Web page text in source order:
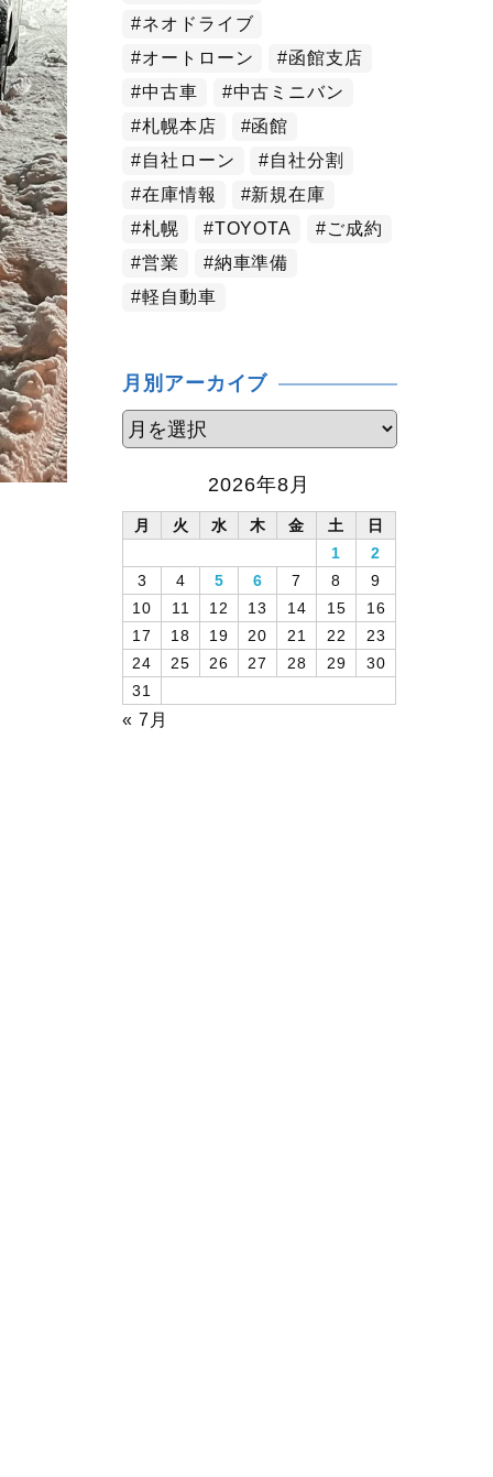
ネオドライブ
オートローン
函館支店
中古車
中古ミニバン
札幌本店
函館
自社ローン
自社分割
在庫情報
新規在庫
札幌
TOYOTA
ご成約
営業
納車準備
軽自動車
月別アーカイブ
2026年8月
月 火 水 木 金 土
日
1
2
3
4 5 6 7 8
9
10
11 12 13 14 15
16
17
18 19 20 21 22
23
24
25 26 27 28 29
30
31
« 7月